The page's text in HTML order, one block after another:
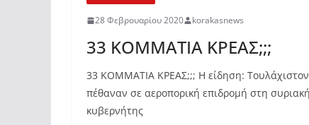
28 Φεβρουαρίου 2020 korakasnews
33 ΚΟΜΜΑΤΙΑ ΚΡΕΑΣ;;;
33 ΚΟΜΜΑΤΙΑ ΚΡΕΑΣ;;; Η είδηση: Τουλάχιστον
πέθαναν σε αεροπορική επιδρομή στη
κυβερνήτης